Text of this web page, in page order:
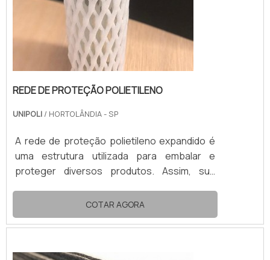
REDE DE PROTEÇÃO POLIETILENO
UNIPOLI / HORTOLÂNDIA - SP
A rede de proteção polietileno expandido é
uma estrutura utilizada para embalar e
proteger diversos produtos. Assim, sua
acondicionamento de frutas e bebidas
engarrafadas.No transporte e no
armazenamento, a rede de proteção de
COTAR AGORA